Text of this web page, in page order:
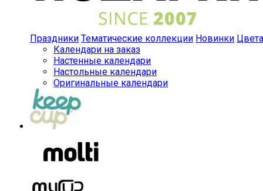
Праздники Тематические коллекции Новинки Цвета
Календари на заказ
Настенные календари
Настольные календари
Оригинальные календари